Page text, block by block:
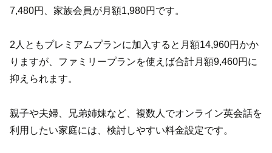
7,480円、家族会員が月額1,980円です。
2人ともプレミアムプランに加入すると月額14,960円かか
りますが、ファミリープランを使えば合計月額9,460円に
抑えられます。
親子や夫婦、兄弟姉妹など、複数人でオンライン英会話を
利用したい家庭には、検討しやすい料金設定です。